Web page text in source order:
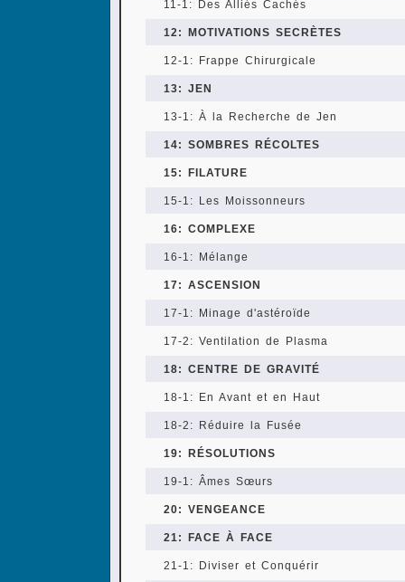
11-1: Des Alliés Cachés
12: MOTIVATIONS SECRÈTES
12-1: Frappe Chirurgicale
13: JEN
13-1: À la Recherche de Jen
14: SOMBRES RÉCOLTES
15: FILATURE
15-1: Les Moissonneurs
16: COMPLEXE
16-1: Mélange
17: ASCENSION
17-1: Minage d'astéroïde
17-2: Ventilation de Plasma
18: CENTRE DE GRAVITÉ
18-1: En Avant et en Haut
18-2: Réduire la Fusée
19: RÉSOLUTIONS
19-1: Âmes Sœurs
20: VENGEANCE
21: FACE À FACE
21-1: Diviser et Conquérir